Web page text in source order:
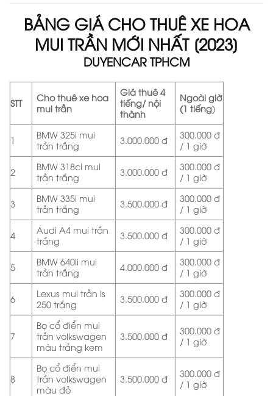
BẢNG GIÁ CHO THUÊ XE HOA
MUI TRẦN MỚI NHẤT [2023]
DUYENCAR TPHCM
STT
Cho thuê xe hoa
mui trần
Giá thuê 4
tiếng/ nội
thành
Ngoài giờ
(1 tiếng)
1
BMW 325i mui
trần trắng
3.000.000 đ
300.000 đ
/ 1 giờ
2
BMW 318ci mui
trần trắng
3.000.000 đ
300.000 đ
/ 1 giờ
3
BMW 335i mui
trần trắng
3.500.000 đ
300.000 đ
/ 1 giờ
4
Audi A4 mui trần
trắng
3.500.000 đ
300.000 đ
/ 1 giờ
5
BMW 640li mui
trần trắng
4.000.000 đ
300.000 đ
/ 1 giờ
6
Lexus mui trần Is
250 trắng
3.500.000 đ
300.000 đ
/ 1 giờ
7
Bọ cổ điển mui
trần volkswagen
màu trắng kem
3.500.000 đ
300.000 đ
/ 1 giờ
8
Bọ cổ điển mui
trần volkswagen
màu đỏ
3.500.000 đ
300.000 đ
/ 1 giờ